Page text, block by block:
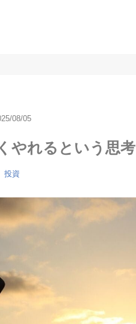
08/05
やれるという思考
投資